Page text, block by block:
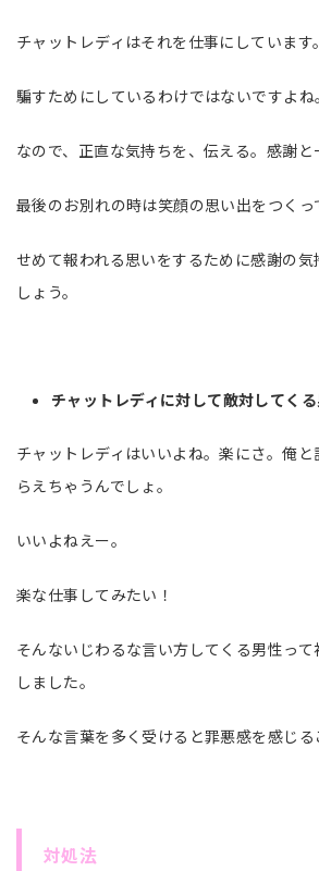
チャットレディはそれを仕事にしています。
騙すためにしているわけではないですよね。
なので、正直な気持ちを、伝える。感謝と
最後のお別れの時は笑顔の思い出をつくっ
せめて報われる思いをするために感謝の
しょう。
チャットレディに対して敵対してく
チャットレディはいいよね。楽にさ。俺
らえちゃうんでしょ。
いいよねえー。
楽な仕事してみたい！
そんないじわるな言い方してくる男性っ
しました。
そんな言葉を多く受けると罪悪感を感じる
対処法